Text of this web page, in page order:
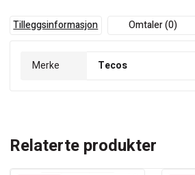
Tilleggsinformasjon Omtaler (0)
Merke Tecos
Relaterte produkter